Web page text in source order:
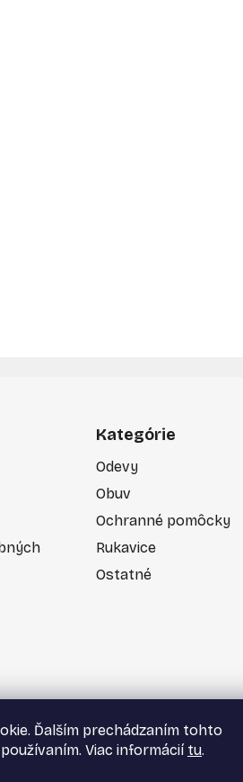
Ďalším prechádzaním tohto
Viac informácií tu.
Kategórie
Odevy
Obuv
Ochranné pomôcky
Rukavice
Ostatné